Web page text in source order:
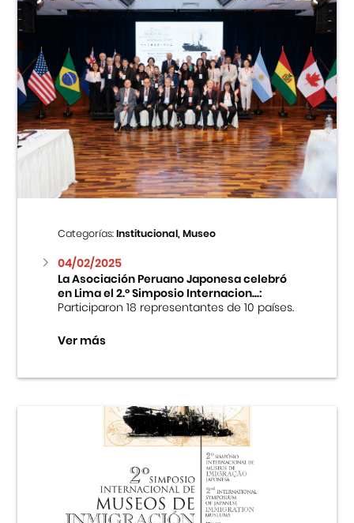
Categorías:Institucional, Museo
04/02/2025
La Asociación Peruano Japonesa celebró
en Lima el 2.º Simposio Internacion...:
Participaron 18 representantes de 10 países.
Ver más